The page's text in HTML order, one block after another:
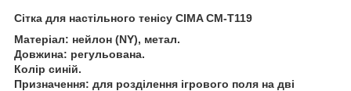
Сітка для настільного тенісу CIMA CM-T119
Матеріал: нейлон (NY), метал.
Довжина: регульована.
Колір синій.
Призначення: для розділення ігрового поля на дві